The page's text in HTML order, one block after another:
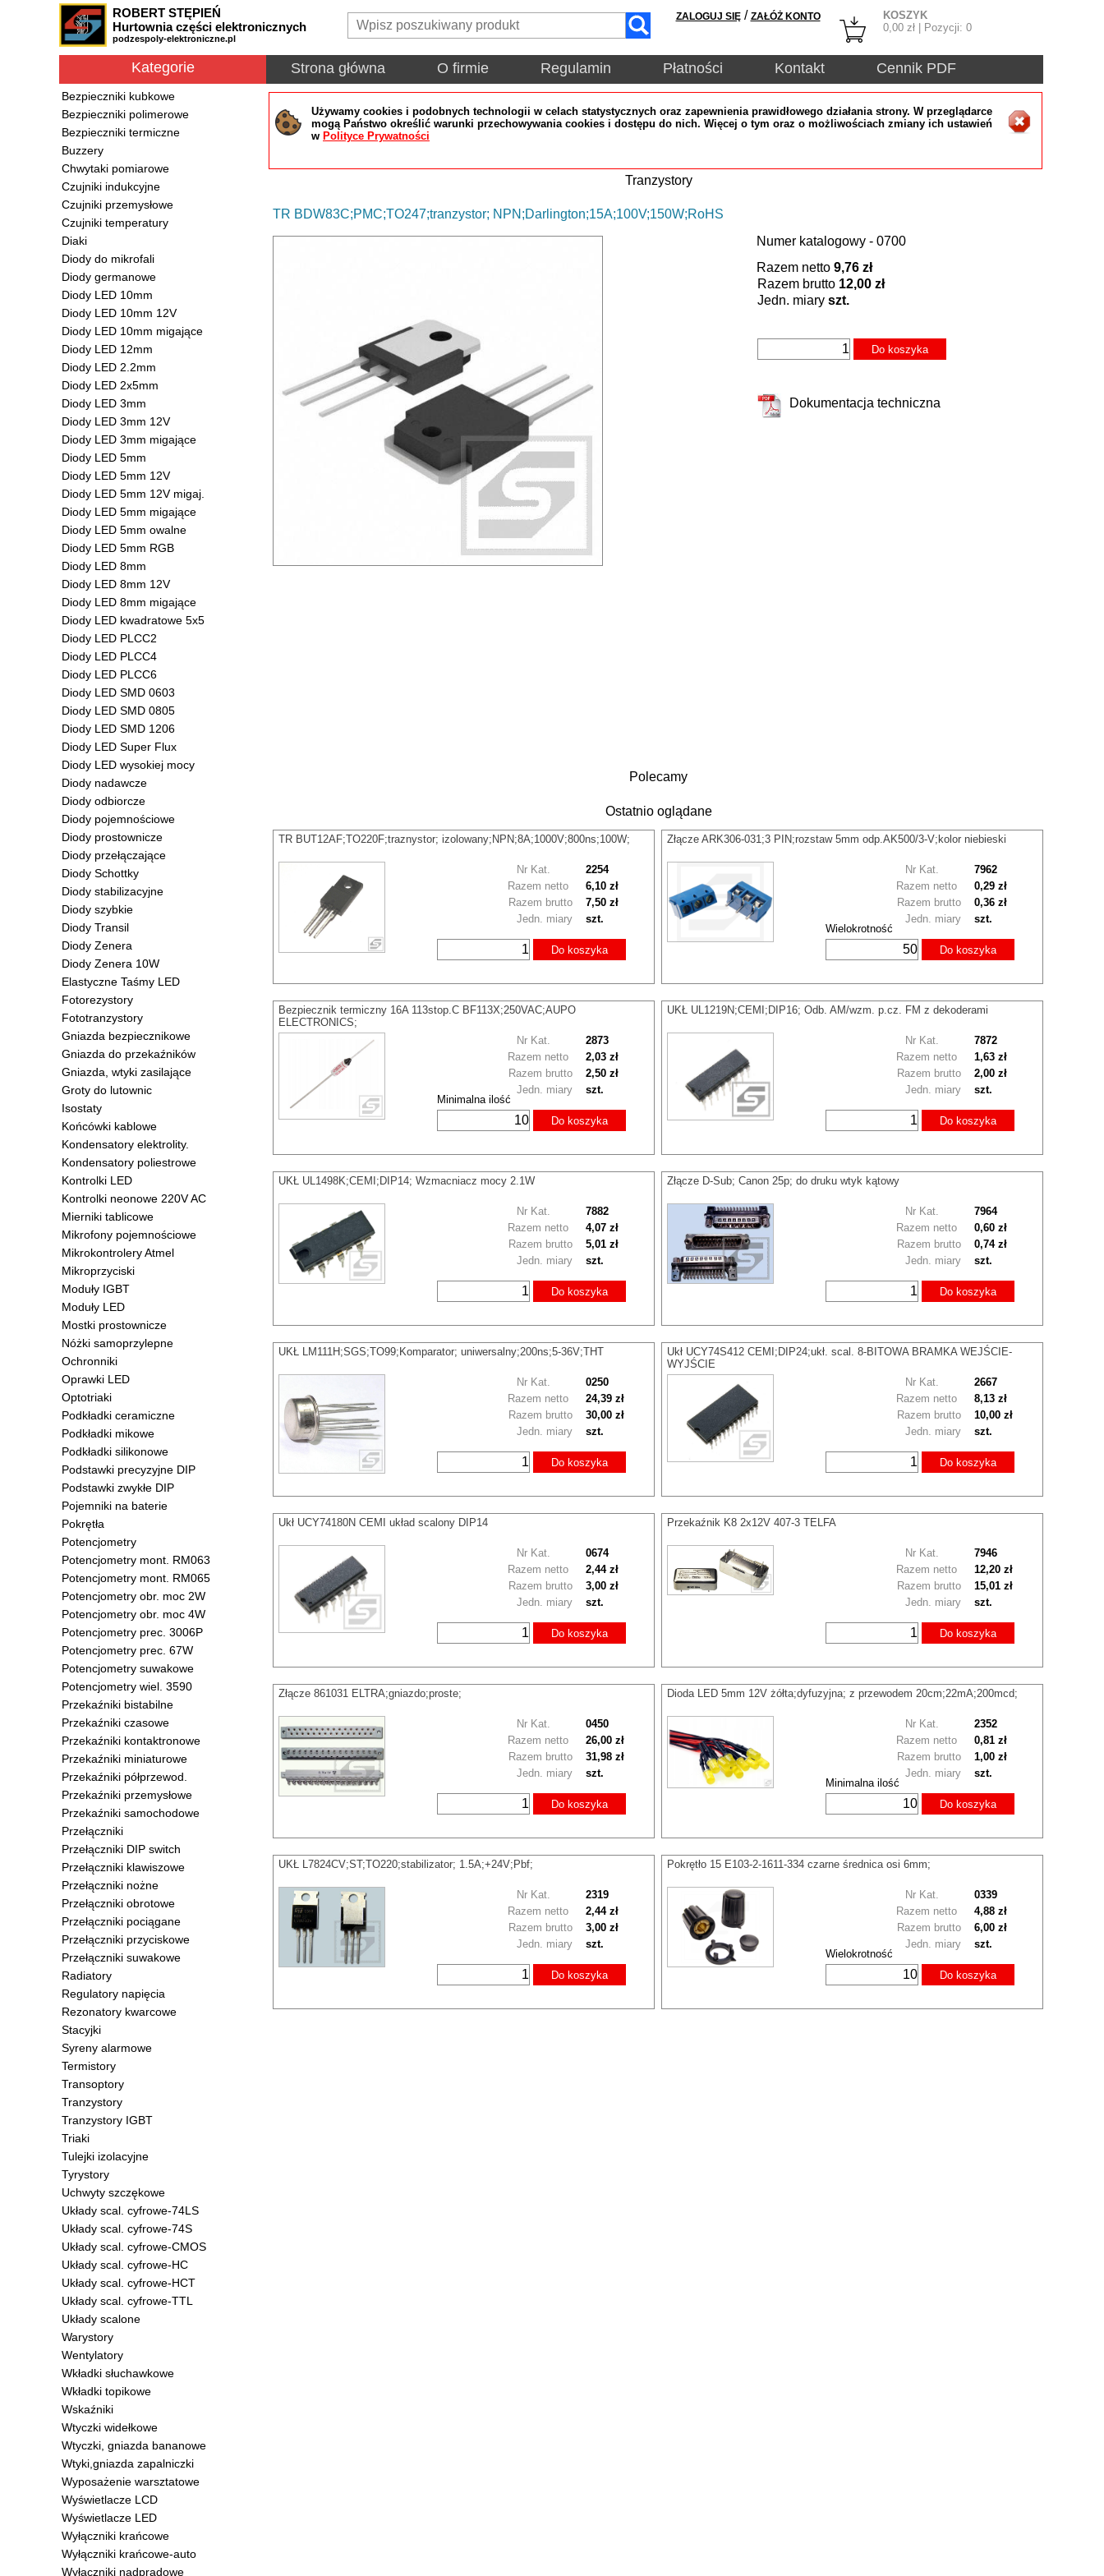
KOSZYK
0,00 zł | Pozycji: 0
Strona główna O firmie Regulamin Płatności Kontakt Cennik PDF
ROBERT STĘPIEŃ
Hurtownia części elektronicznych
podzespoly-elektroniczne.pl
ZALOGUJ SIĘ/ ZAŁÓŻ KONTO
Kategorie
Bezpieczniki kubkowe
Bezpieczniki polimerowe
Bezpieczniki termiczne
Buzzery
Chwytaki pomiarowe
Czujniki indukcyjne
Czujniki przemysłowe
Czujniki temperatury
Diaki
Diody do mikrofali
Diody germanowe
Diody LED 10mm
Diody LED 10mm 12V
Diody LED 10mm migające
Diody LED 12mm
Diody LED 2.2mm
Diody LED 2x5mm
Diody LED 3mm
Diody LED 3mm 12V
Diody LED 3mm migające
Diody LED 5mm
Diody LED 5mm 12V
Diody LED 5mm 12V migaj.
Diody LED 5mm migające
Diody LED 5mm owalne
Diody LED 5mm RGB
Diody LED 8mm
Diody LED 8mm 12V
Diody LED 8mm migające
Diody LED kwadratowe 5x5
Diody LED PLCC2
Diody LED PLCC4
Diody LED PLCC6
Diody LED SMD 0603
Diody LED SMD 0805
Diody LED SMD 1206
Diody LED Super Flux
Diody LED wysokiej mocy
Diody nadawcze
Diody odbiorcze
Diody pojemnościowe
Diody prostownicze
Diody przełączające
Diody Schottky
Diody stabilizacyjne
Diody szybkie
Diody Transil
Diody Zenera
Diody Zenera 10W
Elastyczne Taśmy LED
Fotorezystory
Fototranzystory
Gniazda bezpiecznikowe
Gniazda do przekaźników
Gniazda, wtyki zasilające
Groty do lutownic
Isostaty
Końcówki kablowe
Kondensatory elektrolity.
Kondensatory poliestrowe
Kontrolki LED
Kontrolki neonowe 220V AC
Mierniki tablicowe
Mikrofony pojemnościowe
Mikrokontrolery Atmel
Mikroprzyciski
Moduły IGBT
Moduły LED
Mostki prostownicze
Nóżki samoprzylepne
Ochronniki
Oprawki LED
Optotriaki
Podkładki ceramiczne
Podkładki mikowe
Podkładki silikonowe
Podstawki precyzyjne DIP
Podstawki zwykłe DIP
Pojemniki na baterie
Pokrętła
Potencjometry
Potencjometry mont. RM063
Potencjometry mont. RM065
Potencjometry obr. moc 2W
Potencjometry obr. moc 4W
Potencjometry prec. 3006P
Potencjometry prec. 67W
Potencjometry suwakowe
Potencjometry wiel. 3590
Przekaźniki bistabilne
Przekaźniki czasowe
Przekaźniki kontaktronowe
Przekaźniki miniaturowe
Przekaźniki półprzewod.
Przekaźniki przemysłowe
Przekaźniki samochodowe
Przełączniki
Przełączniki DIP switch
Przełączniki klawiszowe
Przełączniki nożne
Przełączniki obrotowe
Przełączniki pociągane
Przełączniki przyciskowe
Przełączniki suwakowe
Radiatory
Regulatory napięcia
Rezonatory kwarcowe
Stacyjki
Syreny alarmowe
Termistory
Transoptory
Tranzystory
Tranzystory IGBT
Triaki
Tulejki izolacyjne
Tyrystory
Uchwyty szczękowe
Układy scal. cyfrowe-74LS
Układy scal. cyfrowe-74S
Układy scal. cyfrowe-CMOS
Układy scal. cyfrowe-HC
Układy scal. cyfrowe-HCT
Układy scal. cyfrowe-TTL
Układy scalone
Warystory
Wentylatory
Wkładki słuchawkowe
Wkładki topikowe
Wskaźniki
Wtyczki widełkowe
Wtyczki, gniazda bananowe
Wtyki,gniazda zapalniczki
Wyposażenie warsztatowe
Wyświetlacze LCD
Wyświetlacze LED
Wyłączniki krańcowe
Wyłączniki krańcowe-auto
Wyłączniki nadprądowe
Używamy cookies i podobnych technologii w celach statystycznych oraz zapewnienia prawidłowego działania strony. W przeglądarce
mogą Państwo określić warunki przechowywania cookies i dostępu do nich. Więcej o tym oraz o możliwościach zmiany ich ustawień
w Polityce Prywatności
Tranzystory
TR BDW83C;PMC;TO247;tranzystor; NPN;Darlington;15A;100V;150W;RoHS
Numer katalogowy - 0700
Razem netto 9,76 zł
Razem brutto 12,00 zł
Jedn. miary szt.
Dokumentacja techniczna
Do koszyka
Polecamy
Ostatnio oglądane
TR BUT12AF;TO220F;traznystor; izolowany;NPN;8A;1000V;800ns;100W;
Nr Kat. 2254
Razem brutto 7,50 zł
Razem netto 6,10 zł
Jedn. miary szt.
Do koszyka
Złącze ARK306-031;3 PIN;rozstaw 5mm odp.AK500/3-V;kolor niebieski
Wielokrotność
Nr Kat. 7962
Razem brutto 0,36 zł
Razem netto 0,29 zł
Jedn. miary szt.
Do koszyka
Bezpiecznik termiczny 16A 113stop.C BF113X;250VAC;AUPO
ELECTRONICS;
Minimalna ilość
Nr Kat. 2873
Razem brutto 2,50 zł
Razem netto 2,03 zł
Jedn. miary szt.
Do koszyka
UKŁ UL1219N;CEMI;DIP16; Odb. AM/wzm. p.cz. FM z dekoderami
Nr Kat. 7872
Razem brutto 2,00 zł
Razem netto 1,63 zł
Jedn. miary szt.
Do koszyka
UKŁ UL1498K;CEMI;DIP14; Wzmacniacz mocy 2.1W
Nr Kat. 7882
Razem brutto 5,01 zł
Razem netto 4,07 zł
Jedn. miary szt.
Do koszyka
Złącze D-Sub; Canon 25p; do druku wtyk kątowy
Nr Kat. 7964
Razem brutto 0,74 zł
Razem netto 0,60 zł
Jedn. miary szt.
Do koszyka
UKŁ LM111H;SGS;TO99;Komparator; uniwersalny;200ns;5-36V;THT
Nr Kat. 0250
Razem brutto 30,00 zł
Razem netto 24,39 zł
Jedn. miary szt.
Do koszyka
Ukł UCY74S412 CEMI;DIP24;ukł. scal. 8-BITOWA BRAMKA WEJŚCIE-
WYJŚCIE
Nr Kat.
2667
Razem brutto 10,00 zł
Razem netto 8,13 zł
Jedn. miary szt.
Do koszyka
Ukł UCY74180N CEMI układ scalony DIP14
Nr Kat. 0674
Razem brutto 3,00 zł
Razem netto 2,44 zł
Jedn. miary szt.
Do koszyka
Przekaźnik K8 2x12V 407-3 TELFA
Nr Kat. 7946
Razem brutto 15,01 zł
Razem netto 12,20 zł
Jedn. miary szt.
Do koszyka
Złącze 861031 ELTRA;gniazdo;proste;
Nr Kat. 0450
Razem brutto 31,98 zł
Razem netto 26,00 zł
Jedn. miary szt.
Do koszyka
Dioda LED 5mm 12V żółta;dyfuzyjna; z przewodem 20cm;22mA;200mcd;
Minimalna ilość
Nr Kat. 2352
Razem brutto 1,00 zł
Razem netto 0,81 zł
Jedn. miary szt.
Do koszyka
UKŁ L7824CV;ST;TO220;stabilizator; 1.5A;+24V;Pbf;
Nr Kat. 2319
Razem brutto 3,00 zł
Razem netto 2,44 zł
Jedn. miary szt.
Do koszyka
Pokrętło 15 E103-2-1611-334 czarne średnica osi 6mm;
Wielokrotność
Nr Kat. 0339
Razem brutto 6,00 zł
Razem netto 4,88 zł
Jedn. miary szt.
Do koszyka